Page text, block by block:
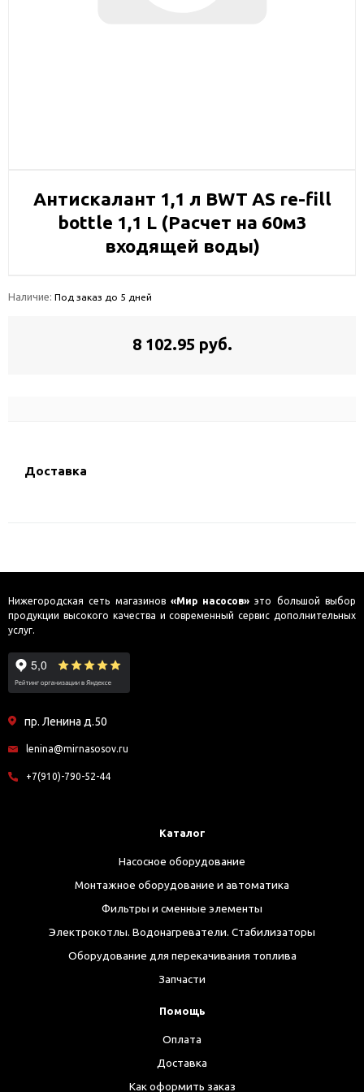
Антискалант 1,1 л BWT AS re-fill
bottle 1,1 L (Расчет на 60м3
входящей воды)
Наличие: Под заказ до 5 дней
8 102.95 руб.
Доставка
Нижегородская сеть магазинов «Мир насосов» это большой выбор
продукции высокого качества и современный сервис дополнительных
услуг.
пр. Ленина д.50
lenina@mirnasosov.ru
+7(910)-790-52-44
Каталог
Насосное оборудование
Монтажное оборудование и автоматика
Фильтры и сменные элементы
Электрокотлы. Водонагреватели. Стабилизаторы
Оборудование для перекачивания топлива
Запчасти
Помощь
Оплата
Доставка
Как оформить заказ